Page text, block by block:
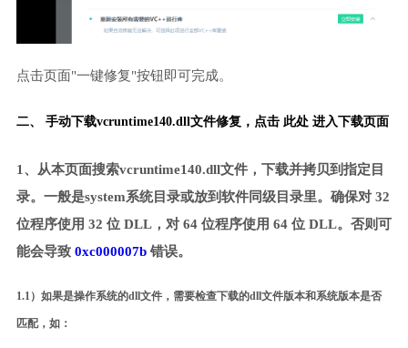
点击页面"一键修复"按钮即可完成。
二、 手动下载vcruntime140.dll文件修复， 点击 此处 进入下载页面
1、从本页面搜索vcruntime140.dll文件，下载并拷贝到指定目
录。一般是system系统目录或放到软件同级目录里。确保对 32
位程序使用 32 位 DLL，对 64 位程序使用 64 位 DLL。否则可
能会导致 0xc000007b错误。
1.1）如果是操作系统的dll文件，需要检查下载的dll文件版本和系统版本是否
匹配，如：